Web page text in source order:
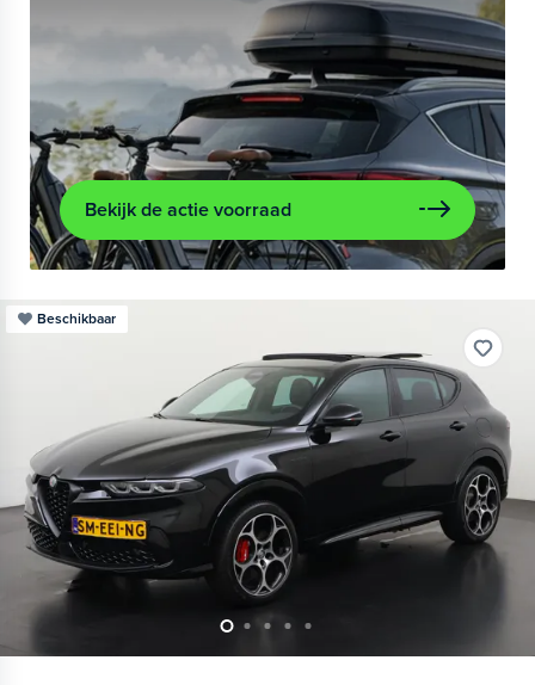
Bekijk de actie voorraad
Beschikbaar